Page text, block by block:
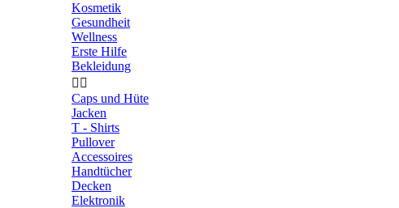
Kosmetik
Gesundheit
Wellness
Erste Hilfe
Bekleidung
 
Caps und Hüte
Jacken
T - Shirts
Pullover
Accessoires
Handtücher
Decken
Elektronik